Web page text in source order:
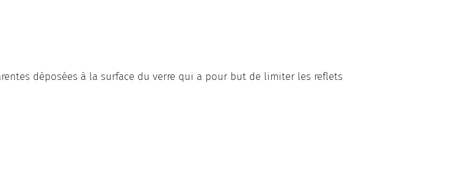
déposées à la surface du verre qui a pour but de limiter les reflets